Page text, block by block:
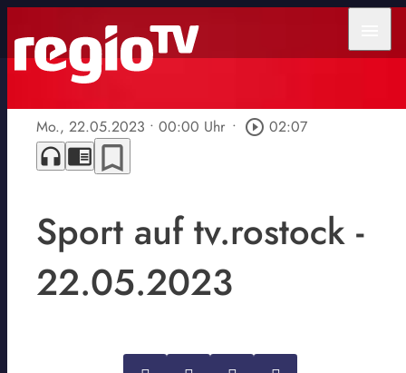
Mo., 22.05.2023 • 00:00 Uhr • play_circle_outline 02:07
headphones chrome_reader_mode bookmark_border
Sport auf tv.rostock -
22.05.2023